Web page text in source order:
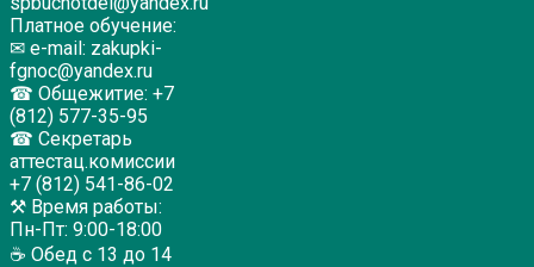
Платное обучение:
✉ e-mail: zakupki-
fgnoc@yandex.ru
☎ Общежитие: +7
(812) 577-35-95
☎ Секретарь
аттестац.комиссии
+7 (812) 541-86-02
⚒ Время работы:
Пн-Пт: 9:00-18:00
☕ Обед с 13 до 14